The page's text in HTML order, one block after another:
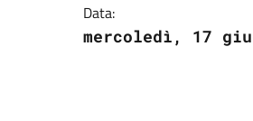
Data:
mercoledì, 17